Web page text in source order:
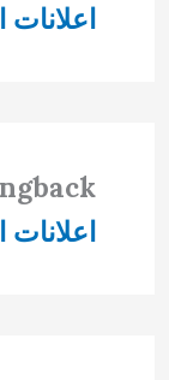
اعلانات
اعلانات